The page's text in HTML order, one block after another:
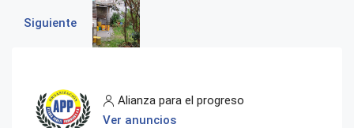
Siguiente
Alianza para el progreso
Ver anuncios